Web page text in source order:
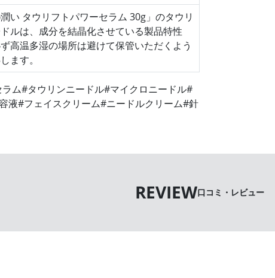
潤い タウリフトパワーセラム 30g」のタウリ
ルは、成分を結晶化させている製品特性
高温多湿の場所は避けて保管いただくよう
ます。
ム#タウリンニードル#マイクロニードル#
液#フェイスクリーム#ニードルクリーム#針
口コミ・レビュー